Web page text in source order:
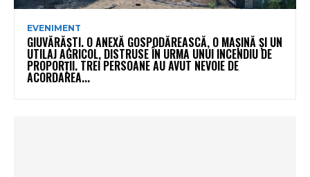
EVENIMENT
GIUVĂRĂȘTI. O ANEXĂ GOSPODĂREASCĂ, O MAȘINĂ ȘI UN
UTILAJ AGRICOL, DISTRUSE ÎN URMA UNUI INCENDIU DE
PROPORȚII. TREI PERSOANE AU AVUT NEVOIE DE
ACORDAREA...